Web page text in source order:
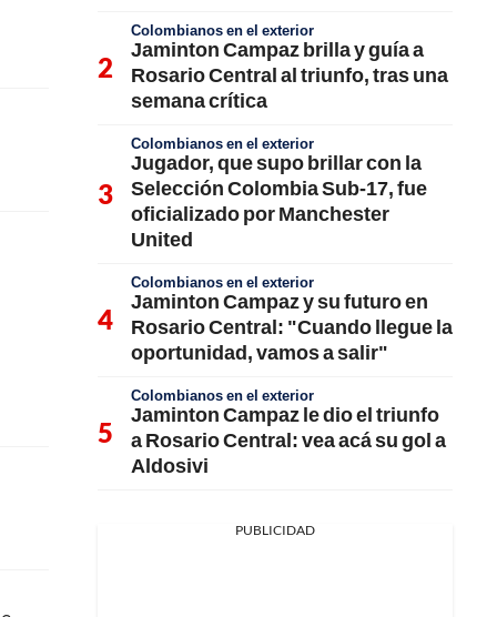
Colombianos en el exterior
Jaminton Campaz brilla y guía a
Rosario Central al triunfo, tras una
semana crítica
Colombianos en el exterior
Jugador, que supo brillar con la
Selección Colombia Sub-17, fue
oficializado por Manchester
United
Colombianos en el exterior
Jaminton Campaz y su futuro en
Rosario Central: "Cuando llegue la
oportunidad, vamos a salir"
Colombianos en el exterior
Jaminton Campaz le dio el triunfo
a Rosario Central: vea acá su gol a
Aldosivi
PUBLICIDAD